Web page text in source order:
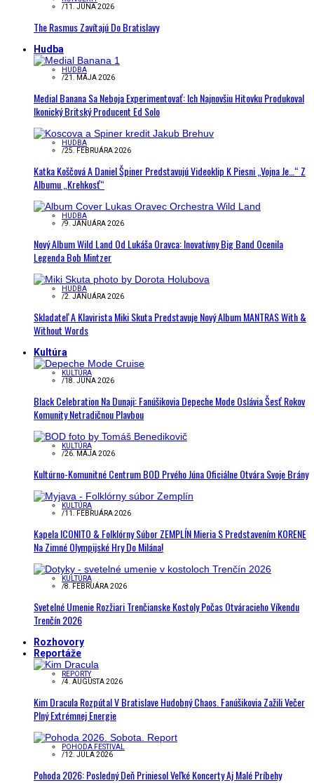
/11. JÚNA 2026
The Rasmus Zavítajú Do Bratislavy
Hudba
HUDBA
/21. MÁJA 2026
Medial Banana Sa Neboja Experimentovať: Ich Najnovšiu Hitovku Produkoval
Ikonický Britský Producent Ed Solo
HUDBA
/25. FEBRUÁRA 2026
Katka Koščová A Daniel Špiner Predstavujú Videoklip K Piesni „Vojna Je…“ Z
Albumu „Krehkosť“
HUDBA
/9. JANUÁRA 2026
Nový Album Wild Land Od Lukáša Oravca: Inovatívny Big Band Ocenila
Legenda Bob Mintzer
HUDBA
/2. JANUÁRA 2026
Skladateľ A Klavirista Miki Skuta Predstavuje Nový Album MANTRAS With &
Without Words
Kultúra
KULTÚRA
/18. JÚNA 2026
Black Celebration Na Dunaji: Fanúšikovia Depeche Mode Oslávia Šesť Rokov
Komunity Netradičnou Plavbou
KULTÚRA
/26. MÁJA 2026
Kultúrno-Komunitné Centrum BOD Prvého Júna Oficiálne Otvára Svoje Brány
KULTÚRA
/11. FEBRUÁRA 2026
Kapela ICONITO & Folklórny Súbor ZEMPLÍN Mieria S Predstavením KORENE
Na Zimné Olympijské Hry Do Milána!
KULTÚRA
/8. FEBRUÁRA 2026
Svetelné Umenie Rozžiari Trenčianske Kostoly Počas Otváracieho Víkendu
Trenčín 2026
Rozhovory
Reportáže
REPORTY
/4. AUGUSTA 2026
Kim Dracula Rozpútal V Bratislave Hudobný Chaos. Fanúšikovia Zažili Večer
Plný Extrémnej Energie
POHODA FESTIVAL
/12. JÚLA 2026
Pohoda 2026: Posledný Deň Priniesol Veľké Koncerty Aj Malé Príbehy